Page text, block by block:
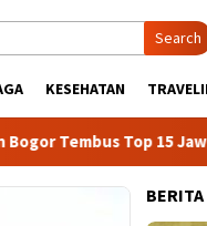
Search
KESEHATAN
Top 15 Jawa Barat